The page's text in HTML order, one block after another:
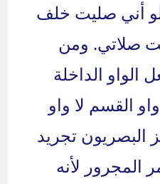
لو أني صليت خلف
صلاتي. ومن
الواو الداخلة
القسم لا واو
البصريون تجريد
لأنه